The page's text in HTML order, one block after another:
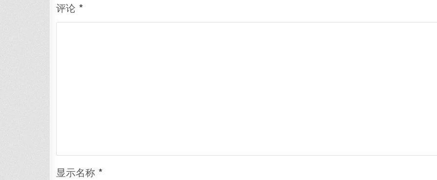
评论 *
显示名称 *